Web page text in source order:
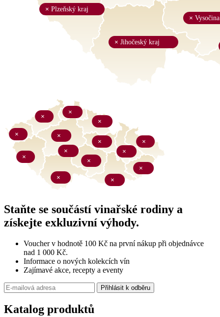
Staňte se součástí vinařské rodiny a
získejte exkluzivní výhody.
Voucher v hodnotě 100 Kč na první nákup při objednávce
nad 1 000 Kč.
Informace o nových kolekcích vín
Zajímavé akce, recepty a eventy
Přihlásit k odběru
Katalog produktů